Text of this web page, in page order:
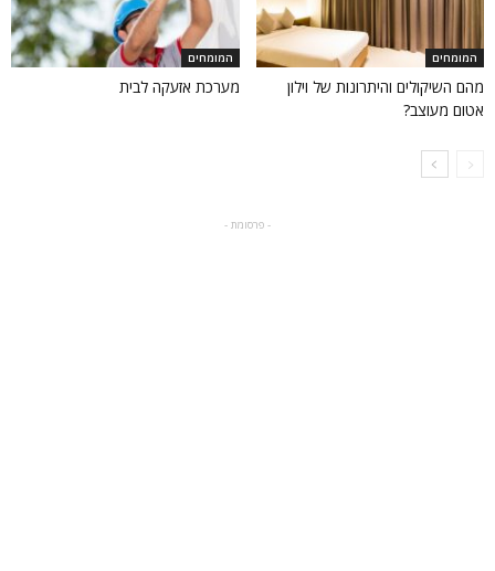
המומחים
מהם השיקולים והיתרונות של וילון
אטום מעוצב?
המומחים
מערכת אזעקה לבית
- פרסומת -